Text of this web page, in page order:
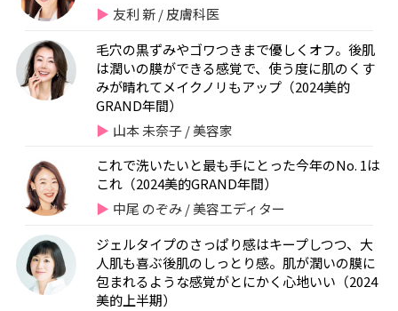
友利 新 / 皮膚科医
毛穴の黒ずみやゴワつきまで優しくオフ。後肌
は潤いの膜ができる感覚で、使う度に肌のくす
みが晴れてメイクノリもアップ（2024美的
GRAND年間）
山本 未奈子 / 美容家
これで洗いたいと最も手にとった今年のNo. 1は
これ（2024美的GRAND年間）
中尾 のぞみ / 美容エディター
ジェルタイプのさっぱり感はキープしつつ、大
人肌も喜ぶ後肌のしっとり感。肌が潤いの膜に
包まれるような感覚がとにかく心地いい（2024
美的上半期）